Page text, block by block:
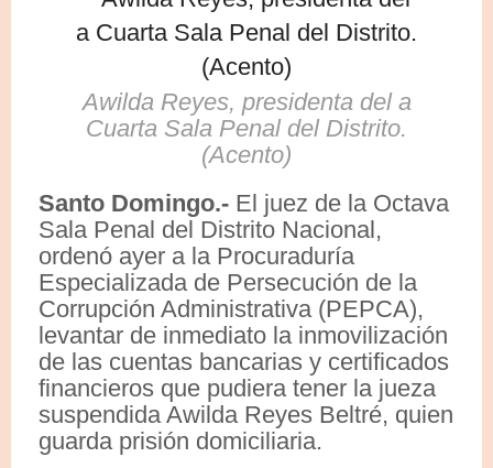
Awilda Reyes, presidenta del a
Cuarta Sala Penal del Distrito.
(Acento)
Santo Domingo.- El juez de la Octava
Sala Penal del Distrito Nacional,
ordenó ayer a la Procuraduría
Especializada de Persecución de la
Corrupción Administrativa (PEPCA),
levantar de inmediato la inmovilización
de las cuentas bancarias y certificados
financieros que pudiera tener la jueza
suspendida Awilda Reyes Beltré, quien
guarda prisión domiciliaria.